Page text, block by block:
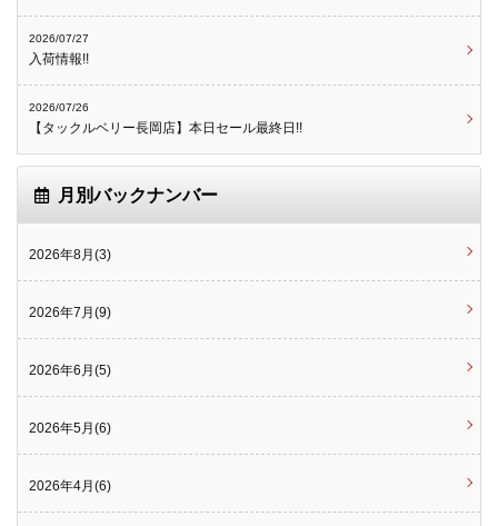
2026/07/27
入荷情報!!
2026/07/26
【タックルベリー長岡店】本日セール最終日!!
月別バックナンバー
2026年8月(3)
2026年7月(9)
2026年6月(5)
2026年5月(6)
2026年4月(6)